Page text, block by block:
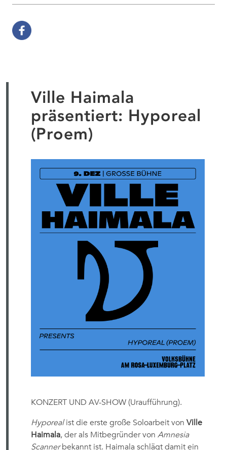
Ville Haimala
präsentiert: Hyporeal
(Proem)
KONZERT UND AV-SHOW (Uraufführung).
Hyporealist die erste große Soloarbeit von Ville
Haimala, der als Mitbegründer von Amnesia
Scannerbekannt ist. Haimala schlägt damit ein